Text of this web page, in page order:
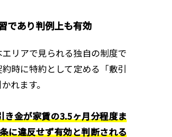
であり判例上も有効
リアで見られる独自の制度で
時に特約として定める「敷引
れます。
き金が家賃の3.5ヶ月分程度ま
に違反せず有効と判断される